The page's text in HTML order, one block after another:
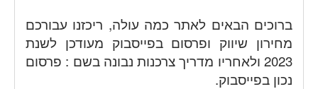
ברוכים הבאים לאתר כמה עולה, ריכזנו עבורכם
מחירון שיווק ופרסום בפייסבוק מעודכן לשנת
2023 ולאחריו מדריך צרכנות נבונה בשם : פרסום
נכון בפייסבוק.